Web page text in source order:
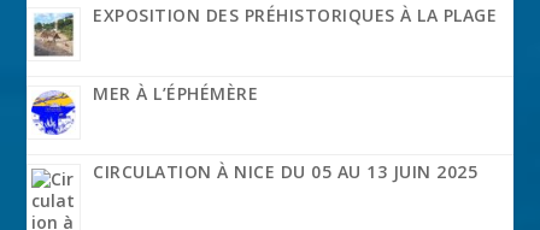
EXPOSITION DES PRÉHISTORIQUES À LA PLAGE
MER À L’ÉPHÉMÈRE
CIRCULATION À NICE DU 05 AU 13 JUIN 2025